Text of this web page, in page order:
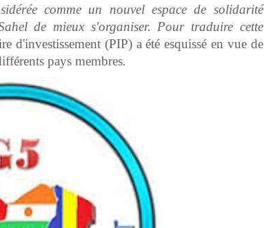
comme un nouvel espace de solidarité
de mieux s'organiser. Pour traduire cette
d'investissement (PIP) a été esquissé en vue de
pays membres.